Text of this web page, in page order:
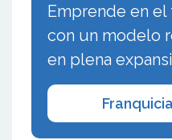
Emprende en
con un modelo
en plena